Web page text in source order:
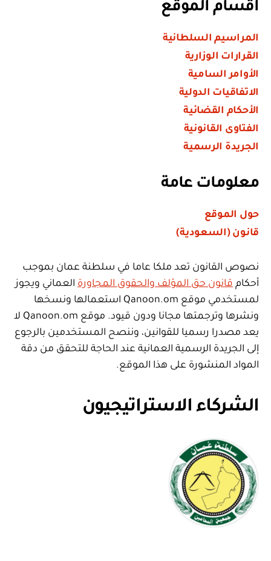
أقسام الموقع
المراسيم السلطانية
القرارات الوزارية
الأوامر السامية
الاتفاقيات الدولية
الأحكام القضائية
الفتاوى القانونية
الجريدة الرسمية
معلومات عامة
حول الموقع
قانون (السعودية)
نصوص القانون تعد ملكا عاما في سلطنة عمان بموجب
أحكام قانون حق المؤلف والحقوق المجاورة العماني ويجوز
لمستخدمي موقع Qanoon.om استعمالها ونسخها
ونشرها وترجمتها مجانا ودون قيود. موقع Qanoon.om لا
يعد مصدرا رسميا للقوانين، وننصح المستخدمين بالرجوع
إلى الجريدة الرسمية العمانية عند الحاجة للتحقق من دقة
المواد المنشورة على هذا الموقع.
الشركاء الاستراتيجيون